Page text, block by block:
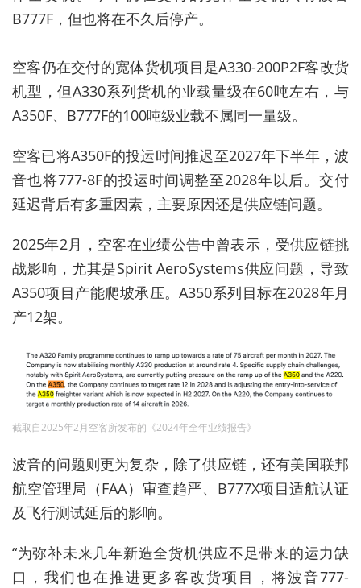
B777F，但也将在不久后停产。
空客仍在交付的宽体货机项目是A330-200P2F客改货
机型，但A330系列货机的业载量级在60吨左右，与
A350F、B777F的100吨级业载不属同一量级。
空客已将A350F的投运时间推迟至2027年下半年，波
音也将777-8F的投运时间调整至2028年以后。交付
延迟背后有多重因素，主要原因还是供应链问题。
2025年2月 ， 空客在业绩公告中曾表示，受供应链挑
战影响，尤其是Spirit AeroSystems供应问题，导致
A350项目产能爬坡承压。A350系列目标在2028年月
产12架。
截取自2025年2月空客所发布的《2024年全年业绩报告》
波音的问题则更为复杂，除了供应链，还有美国联邦
航空管理局（FAA）审查趋严、B777X项目适航认证
及飞行测试延后的影响。
“为弥补未来几年新造全货机供应不足带来的运力缺
口，我们也在推进更多客改货项目，将波音777-